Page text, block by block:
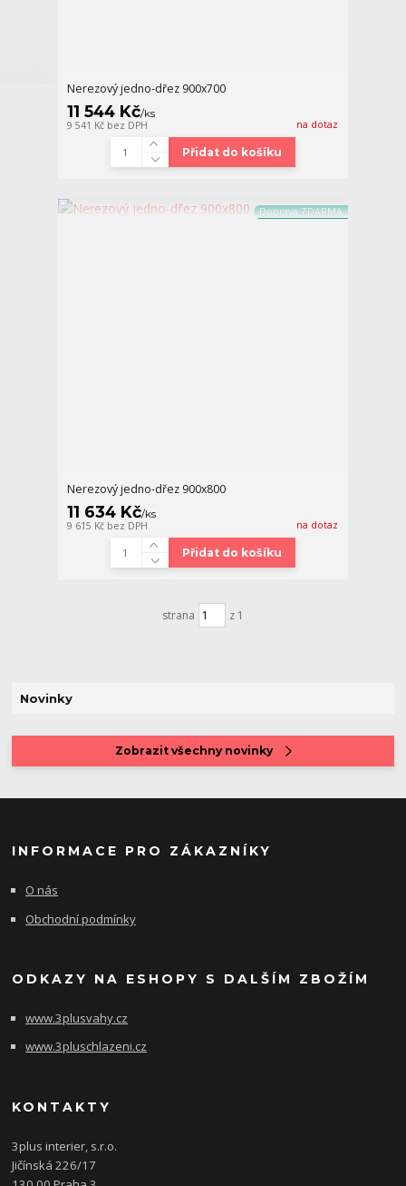
Nerezový jedno-dřez 900x700
11 544 Kč/ks
9 541 Kč bez DPH na dotaz
Přidat do košíku
Doprava ZDARMA
Nerezový jedno-dřez 900x800
11 634 Kč/ks
9 615 Kč bez DPH na dotaz
Přidat do košíku
strana z 1
Novinky
Zobrazit všechny novinky
INFORMACE PRO ZÁKAZNÍKY
O nás
Obchodní podmínky
ODKAZY NA ESHOPY S DALŠÍM ZBOŽÍM
www.3plusvahy.cz
www.3pluschlazeni.cz
KONTAKTY
3plus interier, s.r.o.
Jičínská 226/17